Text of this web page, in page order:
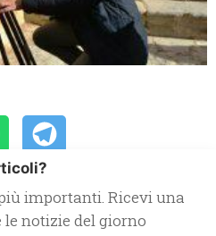
importanti. Ricevi una
le notizie del giorno